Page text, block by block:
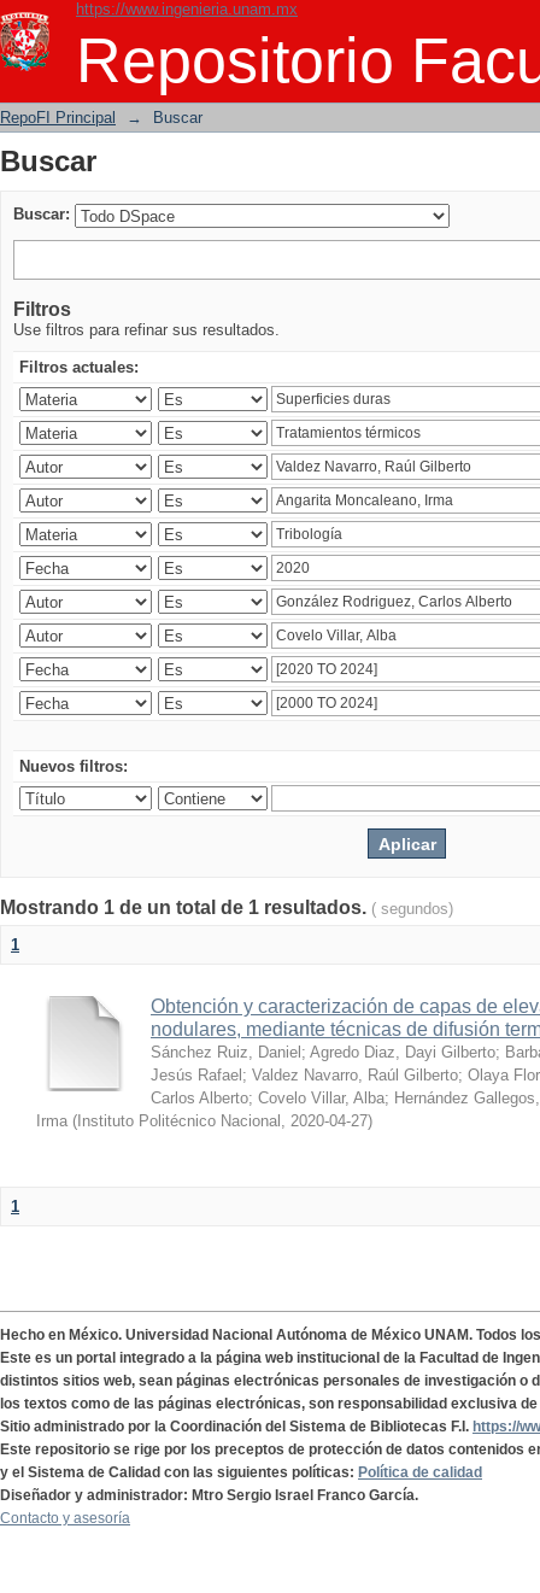
https://www.ingenieria.unam.mx
Repositorio
Buscar
RepoFI Principal → Buscar
Buscar
Buscar:
Filtros
Use filtros para refinar sus resultados.
Filtros actuales:
Nuevos filtros:
Mostrando 1 de un total de 1 resultados. ( segundos)
1
Obtención y caracterización de capas de
nodulares, mediante técnicas de difusión
Sánchez Ruiz, Daniel ; Agredo Diaz, Dayi Gilberto;
Jesús Rafael ; Valdez Navarro, Raúl Gilberto; Olaya
Carlos Alberto; Covelo Villar, Alba; Hernández
Irma ( Instituto Politécnico Nacional , 2020-04-27)
1
Hecho en México. Universidad Nacional Autónoma de México UNAM. Todos
Este es un portal integrado a la página web institucional de la Facultad de
distintos sitios web, sean páginas electrónicas personales de investigación o
los textos como de las páginas electrónicas, son responsabilidad exclusiva
Sitio administrado por la Coordinación del Sistema de Bibliotecas F.I. https://
Este repositorio se rige por los preceptos de protección de datos contenidos
y el Sistema de Calidad con las siguientes políticas: Política de calidad
Diseñador y administrador: Mtro Sergio Israel Franco García.
Contacto y asesoría